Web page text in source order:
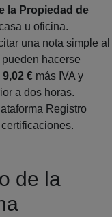
la Propiedad de
u oficina.
una nota simple al
pueden hacerse
9,02 € más IVA y
a dos horas.
Registro
de la